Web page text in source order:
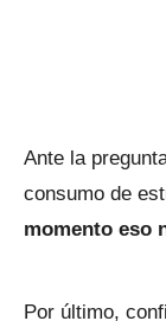
Ante la
consumo de
momento eso
Por último,